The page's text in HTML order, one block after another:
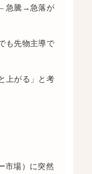
急騰→急落が
も先物主導で
上がる」と考
市場）に突然